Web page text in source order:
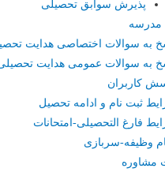
پذیرش سوابق تحصیلی
مدرسه
به سوالات اختصاصی هدایت
به سوالات عمومی هدایت
کاربران
ثبت نام و ادامه تحصیل
فارغ التحصیلی-امتحانات
وظیفه-سربازی
مشاوره